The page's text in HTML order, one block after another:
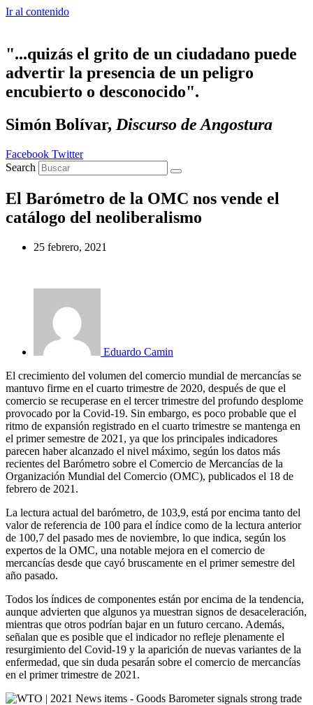
Ir al contenido
"...quizás el grito de un ciudadano puede
advertir la presencia de un peligro
encubierto o desconocido".
Simón Bolívar, Discurso de Angostura
Facebook Twitter
Search
El Barómetro de la OMC nos vende el
catálogo del neoliberalismo
25 febrero, 2021
Eduardo Camin
El crecimiento del volumen del comercio mundial de mercancías se
mantuvo firme en el cuarto trimestre de 2020, después de que el
comercio se recuperase en el tercer trimestre del profundo desplome
provocado por la Covid-19. Sin embargo, es poco probable que el
ritmo de expansión registrado en el cuarto trimestre se mantenga en
el primer semestre de 2021, ya que los principales indicadores
parecen haber alcanzado el nivel máximo, según los datos más
recientes del Barómetro sobre el Comercio de Mercancías de la
Organización Mundial del Comercio (OMC), publicados el 18 de
febrero de 2021.
La lectura actual del barómetro, de 103,9, está por encima tanto del
valor de referencia de 100 para el índice como de la lectura anterior
de 100,7 del pasado mes de noviembre, lo que indica, según los
expertos de la OMC, una notable mejora en el comercio de
mercancías desde que cayó bruscamente en el primer semestre del
año pasado.
Todos los índices de componentes están por encima de la tendencia,
aunque advierten que algunos ya muestran signos de desaceleración,
mientras que otros podrían bajar en un futuro cercano. Además,
señalan que es posible que el indicador no refleje plenamente el
resurgimiento del Covid-19 y la aparición de nuevas variantes de la
enfermedad, que sin duda pesarán sobre el comercio de mercancías
en el primer trimestre de 2021.